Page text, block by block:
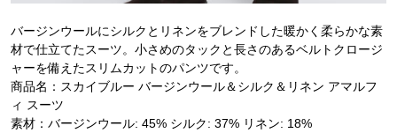
バージンウールにシルクとリネンをブレンドした暖かく柔らかな素
材で仕立てたスーツ。小さめのタックと長さのあるベルトクロージ
ャーを備えたスリムカットのパンツです。
商品名：スカイブルー バージンウール＆シルク＆リネン アマルフ
ィ スーツ
素材：バージンウール: 45% シルク: 37% リネン: 18%